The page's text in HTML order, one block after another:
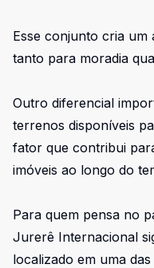
Esse conjunto cria um
tanto para moradia
Outro diferencial
terrenos disponíveis
fator que contribui
imóveis ao longo do
Para quem pensa no
Jurerê Internacional
localizado em uma